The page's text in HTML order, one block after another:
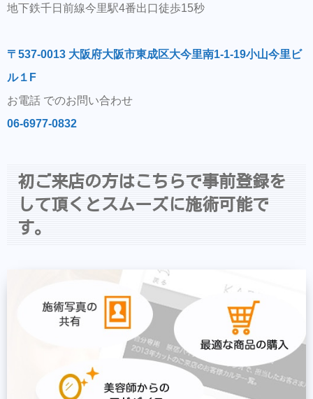
地下鉄千日前線今里駅4番出口徒歩15秒
〒537-0013 大阪府大阪市東成区大今里南1-1-19小山今里ビ
ル１F
お電話 でのお問い合わせ
06-6977-0832
初ご来店の方はこちらで事前登録を
して頂くとスムーズに施術可能で
す。